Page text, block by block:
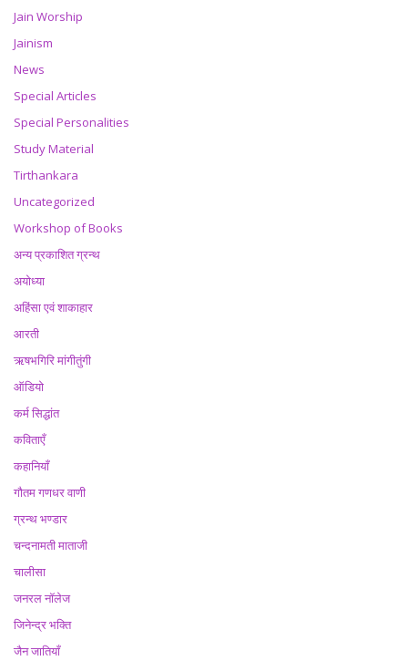
Jain Worship
Jainism
News
Special Articles
Special Personalities
Study Material
Tirthankara
Uncategorized
Workshop of Books
अन्य प्रकाशित ग्रन्थ
अयोध्या
अहिंसा एवं शाकाहार
आरती
ऋषभगिरि मांगीतुंगी
ऑडियो
कर्म सिद्धांत
कविताएँ
कहानियाँ
गौतम गणधर वाणी
ग्रन्थ भण्डार
चन्दनामती माताजी
चालीसा
जनरल नॉलेज
जिनेन्द्र भक्ति
जैन जातियाँ